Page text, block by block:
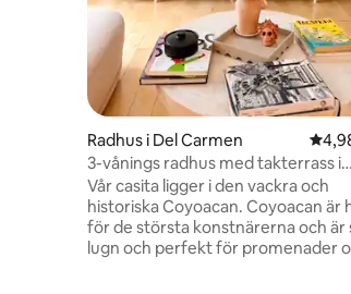
Radhus i Del Carmen 4,98
3-vånings radhus med takterrass i
historiska Coyoacan!
Vår casita ligger i den vackra och
historiska Coyoacan. Coyoacan är
för de största konstnärerna och är
lugn och perfekt för promenader